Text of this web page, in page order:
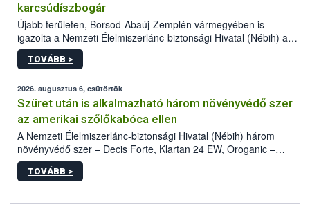
karcsúdíszbogár
Újabb területen, Borsod-Abaúj-Zemplén vármegyében is
igazolta a Nemzeti Élelmiszerlánc-biztonsági Hivatal (Nébih) a
kőrisrontó karcsúdíszbogár (Agrilus planipennis) jelenlétét. A
kártevőt nem csak színcsapdában találták meg, de már fertőzött
az intenzív felderítést, emellett az intézkedéseket a szlovák
hatósággal is összehangolják a terjedés megállítása érdekében.
TOVÁBB >
2026. augusztus 6, csütörtök
Szüret után is alkalmazható három növényvédő szer
az amerikai szőlőkabóca ellen
A Nemzeti Élelmiszerlánc-biztonsági Hivatal (Nébih) három
növényvédő szer – Decis Forte, Klartan 24 EW, Oroganic –
engedélyokiratát módosította, így azok a szüretet követően,
egészen a vesszőérettség (BBCH 91) stádiumáig
érésű szőlőkben is legyen lehetőség a károsító elleni további
TOVÁBB >